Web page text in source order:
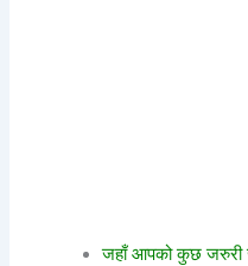
जहाँ आपको कुछ जरुरी